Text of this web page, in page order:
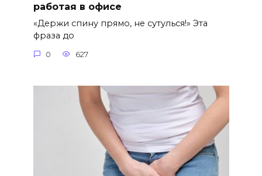
работая в офисе
«Держи спину прямо, не сутулься!» Эта
фраза до
0 627